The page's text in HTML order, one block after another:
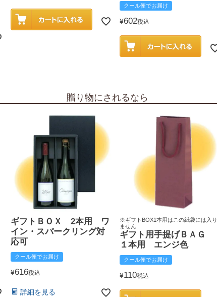
クール便でお届け
¥602税込
贈り物にされるなら
ギフトＢＯＸ 2本用 ワ
イン・スパークリング対
応可
クール便でお届け
¥616税込
詳細を見る
※ギフトBOX1本用はこの紙袋には入り
ません
ギフト用手提げＢＡＧ
１本用 エンジ色
クール便でお届け
¥110税込